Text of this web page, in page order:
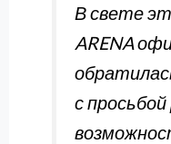
В свете
ARENA
с